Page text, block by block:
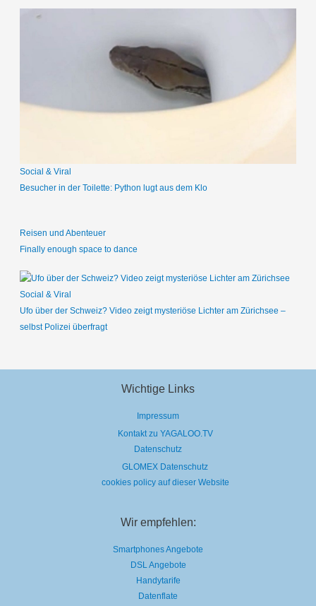
c
c
Social & Viral
Besucher in der Toilette: Python lugt aus dem Klo
Reisen und Abenteuer
Finally enough space to dance
Social & Viral
Ufo über der Schweiz? Video zeigt mysteriöse Lichter am Zürichsee –
selbst Polizei überfragt
Wichtige Links
Impressum
Kontakt zu YAGALOO.TV
Datenschutz
GLOMEX Datenschutz
cookies policy auf dieser Website
Wir empfehlen:
Smartphones Angebote
DSL Angebote
Handytarife
Datenflate